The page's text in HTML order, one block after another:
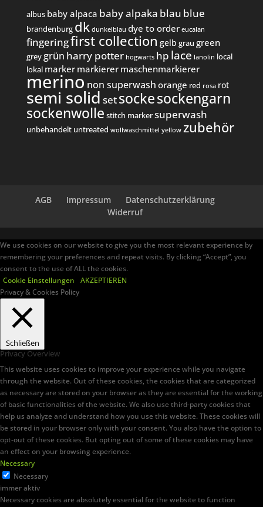
albus baby alpaca baby alpaka blau blue
brandenburg dk dunkelblau dye to order eucalan
fingeringfirst collection gelb grau green
greygrün harry potter hogwarts hp lace lanolin local
lokal marker markierer maschenmarkierer
merino non superwash orange red rosa rot
semi solid setsockesockengarn
sockenwolle stitch markersuperwash
unbehandelt untreated wollwaschmittel yellow zubehör
AGB Impressum
Datenschutzerklärung
Widerruf
We use cookies on our website to give you the most relevant experience by
remembering your preferences and repeat visits. By clicking “Accept”, you
consent to the use of ALL the cookies.
Cookie Einstellungen
AKZEPTIEREN
Privacy & Cookies Policy
Schließen
Privacy Overview
This website uses cookies to improve your experience while you navigate
through the website. Out of these cookies, the cookies that are categorized
as necessary are stored on your browser as they are essential for the working
of basic functionalities of the website. We also use third-party cookies that
help us analyze and understand how you use this website. These cookies will
be stored in your browser only with your consent. You also have the option to
opt-out of these cookies. But opting out of some of these cookies may have
an effect on your browsing experience.
Necessary
Necessary
immer aktiv
Necessary cookies are absolutely essential for the website to function